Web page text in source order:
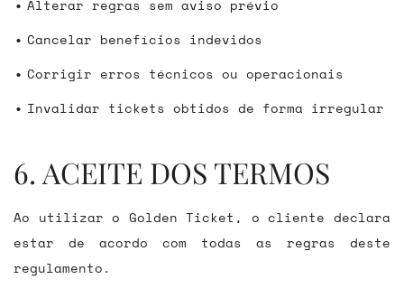
Alterar regras sem aviso prévio
Cancelar benefícios indevidos
Corrigir erros técnicos ou operacionais
Invalidar tickets obtidos de forma irregular
6. ACEITE DOS TERMOS
Ao utilizar o Golden Ticket, o cliente declara
estar de acordo com todas as regras deste
regulamento.